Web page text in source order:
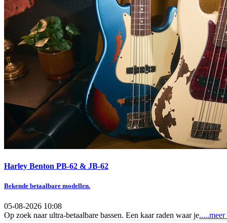
Harley Benton PB-62 & JB-62
Bekende betaalbare modellen.
05-08-2026 10:08
Op zoek naar ultra-betaalbare bassen. Een kaar raden waar je.....meer